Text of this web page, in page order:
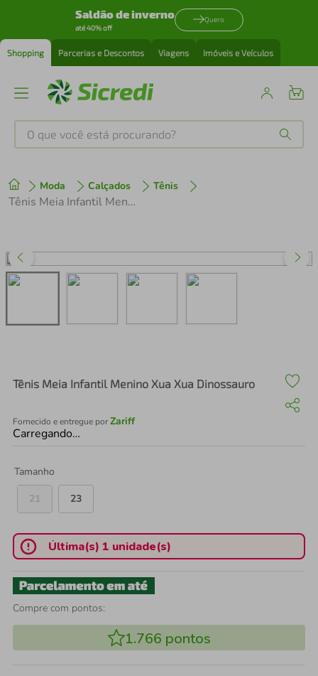
Saldão de inverno
até 40% off
Quero
Shopping Parcerias e Descontos Viagens Imóveis e Veículos
O que você está procurando?
Moda Calçados Tênis
Tênis Meia Infantil Menino Xua Xua Dinossauro
Tênis Meia Infantil Menino Xua Xua Dinossauro
Fornecido e entregue porZariff
Carregando…
Tamanho
21
23
Última(s) 1 unidade(s)
Compre com pontos:
1.766 pontos
1º tenis
perfume